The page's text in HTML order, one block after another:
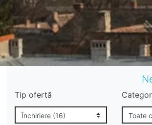
Tip ofertă